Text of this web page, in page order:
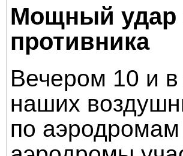
Мощный удар
противника
Вечером 10 и
наших
по